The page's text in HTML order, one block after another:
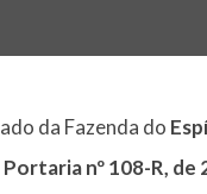
da Fazenda do
Portaria nº 108-R, de